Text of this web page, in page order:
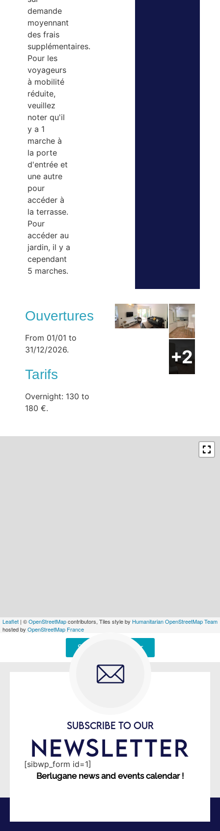
demande
moyennant
des frais
supplémentaires.
Pour les
voyageurs
à mobilité
réduite,
veuillez
noter qu'il
y a 1
marche à
la porte
d'entrée et
une autre
pour
accéder à
la terrasse.
Pour
accéder au
jardin, il y a
cependant
5 marches.
Ouvertures
From 01/01 to
31/12/2026.
Tarifs
Overnight: 130 to
180 €.
Leaflet | ©OpenStreetMapcontributors, Tiles style by Humanitarian OpenStreetMap Team
hosted by OpenStreetMap France
Signaler une erreur
SUBSCRIBE TO OUR
NEWSLETTER
[sibwp_form id=1]
Berlugane news and events calendar !